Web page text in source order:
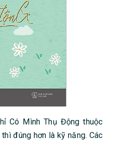
Có Mình Thụ Động thuộc
đúng hơn là kỹ năng. Các